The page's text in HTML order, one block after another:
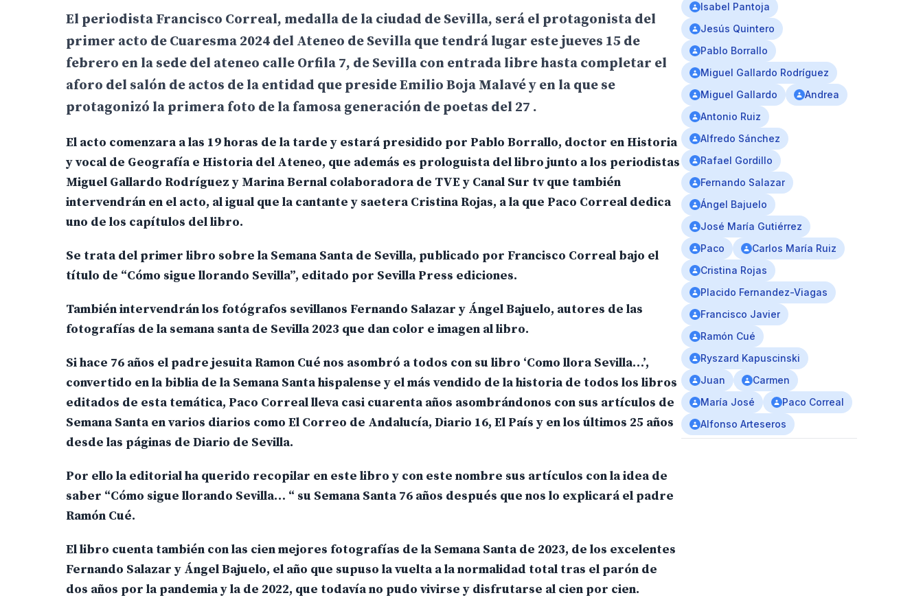
El periodista Francisco Correal, medalla de la ciudad de Sevilla, será el protagonista del
primer acto de Cuaresma 2024 del Ateneo de Sevilla que tendrá lugar este jueves 15 de
febrero en la sede del ateneo calle Orfila 7, de Sevilla con entrada libre hasta completar el
aforo del salón de actos de la entidad que preside Emilio Boja Malavé y en la que se
protagonizó la primera foto de la famosa generación de poetas del 27 .
El acto comenzara a las 19 horas de la tarde y estará presidido por Pablo Borrallo, doctor en Historia
y vocal de Geografía e Historia del Ateneo, que además es prologuista del libro junto a los periodistas
Miguel Gallardo Rodríguez y Marina Bernal colaboradora de TVE y Canal Sur tv que también
intervendrán en el acto, al igual que la cantante y saetera Cristina Rojas, a la que Paco Correal dedica
uno de los capítulos del libro.
Se trata del primer libro sobre la Semana Santa de Sevilla, publicado por Francisco Correal bajo el
título de “Cómo sigue llorando Sevilla”, editado por Sevilla Press ediciones.
También intervendrán los fotógrafos sevillanos Fernando Salazar y Ángel Bajuelo, autores de las
fotografías de la semana santa de Sevilla 2023 que dan color e imagen al libro.
Si hace 76 años el padre jesuita Ramon Cué nos asombró a todos con su libro ‘Como llora Sevilla…’,
convertido en la biblia de la Semana Santa hispalense y el más vendido de la historia de todos los libros
editados de esta temática, Paco Correal lleva casi cuarenta años asombrándonos con sus artículos de
Semana Santa en varios diarios como El Correo de Andalucía, Diario 16, El País y en los últimos 25 años
desde las páginas de Diario de Sevilla.
Por ello la editorial ha querido recopilar en este libro y con este nombre sus artículos con la idea de
saber “Cómo sigue llorando Sevilla… “ su Semana Santa 76 años después que nos lo explicará el padre
Ramón Cué.
El libro cuenta también con las cien mejores fotografías de la Semana Santa de 2023, de los excelentes
Fernando Salazar y Ángel Bajuelo, el año que supuso la vuelta a la normalidad total tras el parón de
dos años por la pandemia y la de 2022, que todavía no pudo vivirse y disfrutarse al cien por cien.
Isabel Pantoja
Jesús Quintero
Pablo Borrallo
Miguel Gallardo Rodríguez
Miguel Gallardo
Andrea
Antonio Ruiz
Alfredo Sánchez
Rafael Gordillo
Fernando Salazar
Ángel Bajuelo
José María Gutiérrez
Paco
Carlos María Ruiz
Cristina Rojas
Placido Fernandez-Viagas
Francisco Javier
Ramón Cué
Ryszard Kapuscinski
Juan
Carmen
María José
Paco Correal
Alfonso Arteseros